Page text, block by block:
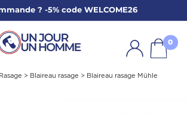
? -5% code WELCOME26
0
Rasage > Blaireau rasage > Blaireau rasage Mühle